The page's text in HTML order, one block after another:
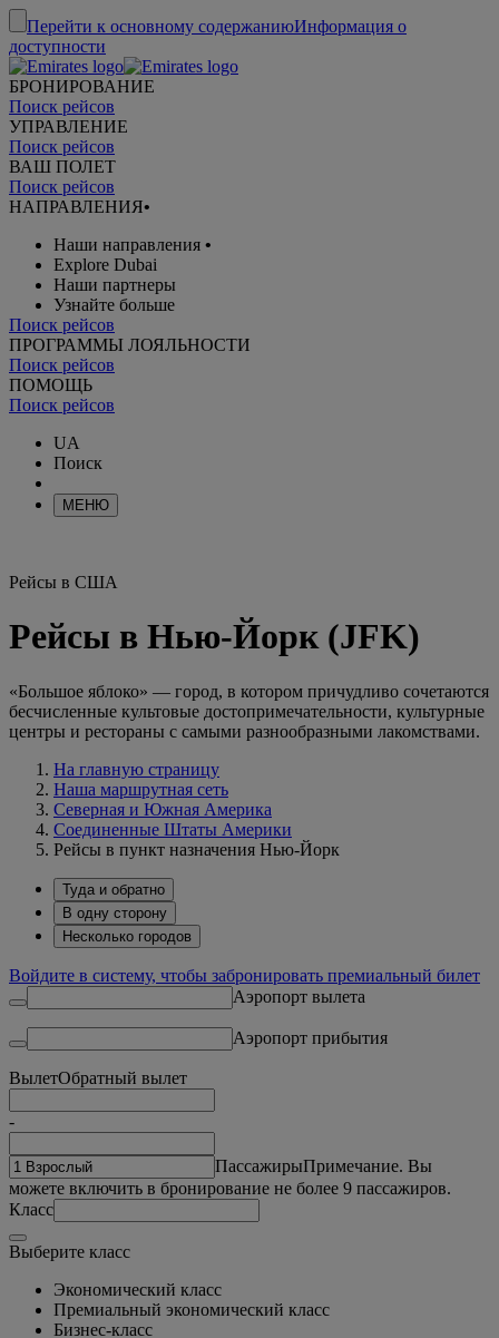
Перейти к основному содержаниюИнформация о
доступности
БРОНИРОВАНИЕ
Поиск рейсов
УПРАВЛЕНИЕ
Поиск рейсов
ВАШ ПОЛЕТ
Поиск рейсов
НАПРАВЛЕНИЯ•
Наши направления •
Explore Dubai
Наши партнеры
Узнайте больше
Поиск рейсов
ПРОГРАММЫ ЛОЯЛЬНОСТИ
Поиск рейсов
ПОМОЩЬ
Поиск рейсов
UA
Поиск
МЕНЮ
Рейсы в США
Рейсы в Нью-Йорк (JFK)
«Большое яблоко» — город, в котором причудливо сочетаются
бесчисленные культовые достопримечательности, культурные
центры и рестораны с самыми разнообразными лакомствами.
На главную страницу
Наша маршрутная сеть
Северная и Южная Америка
Соединенные Штаты Америки
Рейсы в пункт назначения Нью-Йорк
Туда и обратно
В одну сторону
Несколько городов
Войдите в систему, чтобы забронировать премиальный билет
Аэропорт вылета
Аэропорт прибытия
ВылетОбратный вылет
-
ПассажирыПримечание. Вы
можете включить в бронирование не более 9 пассажиров.
Класс
Выберите класс
Экономический класс
Премиальный экономический класс
Бизнес-класс